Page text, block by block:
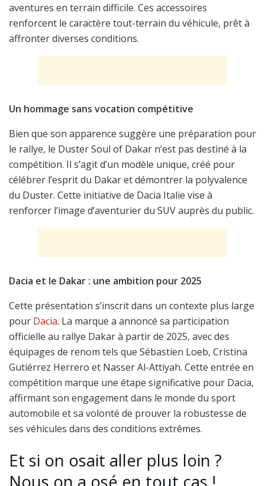
aventures en terrain difficile. Ces accessoires
renforcent le caractère tout-terrain du véhicule, prêt à
affronter diverses conditions.
Un hommage sans vocation compétitive
Bien que son apparence suggère une préparation pour
le rallye, le Duster Soul of Dakar n’est pas destiné à la
compétition. Il s’agit d’un modèle unique, créé pour
célébrer l’esprit du Dakar et démontrer la polyvalence
du Duster. Cette initiative de Dacia Italie vise à
renforcer l’image d’aventurier du SUV auprès du public.
Dacia et le Dakar : une ambition pour 2025
Cette présentation s’inscrit dans un contexte plus large
pour Dacia. La marque a annoncé sa participation
officielle au rallye Dakar à partir de 2025, avec des
équipages de renom tels que Sébastien Loeb, Cristina
Gutiérrez Herrero et Nasser Al-Attiyah. Cette entrée en
compétition marque une étape significative pour Dacia,
affirmant son engagement dans le monde du sport
automobile et sa volonté de prouver la robustesse de
ses véhicules dans des conditions extrêmes.
Et si on osait aller plus loin ?
Nous on a osé en tout cas !